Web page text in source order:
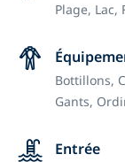
Plage, Lac,
Bottillons,
Gants,
Entrée